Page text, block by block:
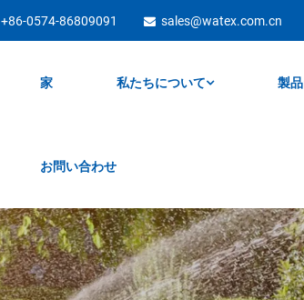
+86-0574-86809091 sales@watex.com.cn
家 私たちについて 製品
お問い合わせ